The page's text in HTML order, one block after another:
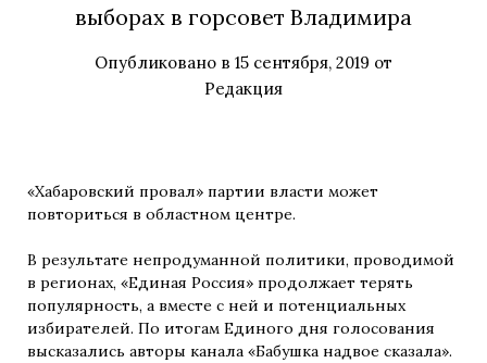
выборах в горсовет Владимира
Опубликовано в 15 сентября, 2019 от
Редакция
«Хабаровский провал» партии власти может
повториться в областном центре.
В результате непродуманной политики, проводимой
в регионах, «Единая Россия» продолжает терять
популярность, а вместе с ней и потенциальных
избирателей. По итогам Единого дня голосования
высказались авторы канала «Бабушка надвое сказала».